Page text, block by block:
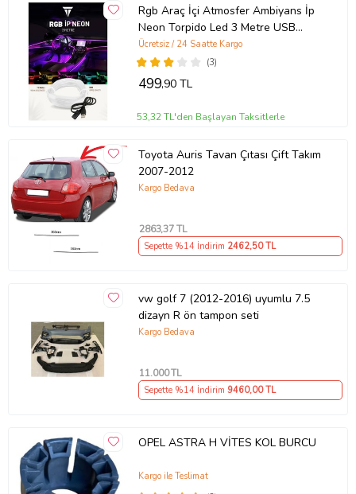
Rgb Araç İçi Atmosfer Ambiyans İp
Neon Torpido Led 3 Metre USB
Girişli
(3)
Ücretsiz / 24 Saatte Kargo
499,90 TL
53,32 TL'den Başlayan Taksitlerle
Toyota Auris Tavan Çıtası Çift Takım
2007-2012
Kargo Bedava
2863,37 TL
Sepette %14 İndirim 2462,50 TL
vw golf 7 (2012-2016) uyumlu 7.5
dizayn R ön tampon seti
Kargo Bedava
11.000TL
Sepette %14 İndirim 9460,00 TL
OPEL ASTRA H VİTES KOL BURCU
Kargo ile Teslimat